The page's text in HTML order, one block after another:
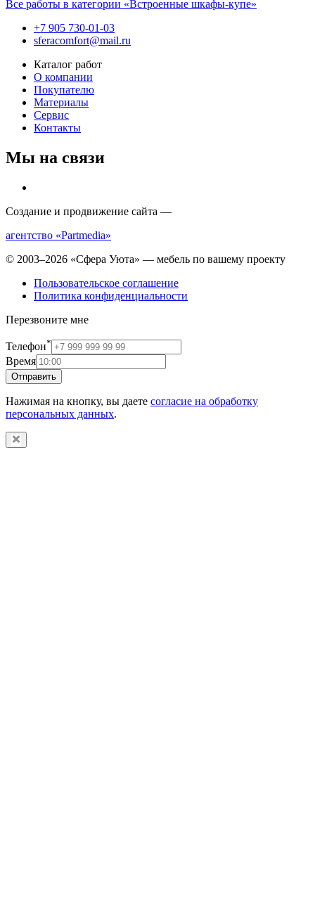
Все работы в категории «Встроенные шкафы-купе»
+7 905 730-01-03
sferacomfort@mail.ru
Каталог работ
О компании
Покупателю
Материалы
Сервис
Контакты
Мы на связи
Создание и продвижение сайта —
агентство «Partmedia»
© 2003–2026 «Сфера Уюта» — мебель по вашему проекту
Пользовательское соглашение
Политика конфиденциальности
Перезвоните мне
Телефон*
Время
Отправить
Нажимая на кнопку, вы даете согласие на обработку
персональных данных.